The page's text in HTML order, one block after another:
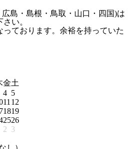
島・島根・鳥取・山口・四国)は
い。
っております。余裕を持っていた
金土
4 5
11 12
1819
2526
2 3